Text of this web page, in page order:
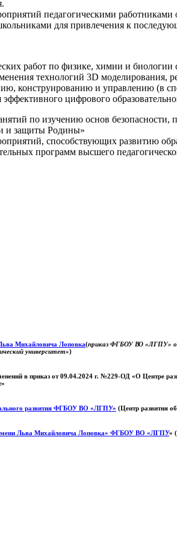
педагогическими
для привлечения к
работ по физике, химии и
технологий 3D
конструированию и управлению (в
эффективного цифрового
по изучению основ
и защиты Родины»
способствующих развитию
программ высшего
Михайловича Лоповка(приказ ФГБОУ ВО «ЛГПУ» от
университет»)
в приказ от 09.04.2024 г. №229-ОД «О Центре
развития ФГБОУ ВО «ЛГПУ» (Центр развития
Льва Михайловича Лоповка» ФГБОУ ВО «ЛГПУ»